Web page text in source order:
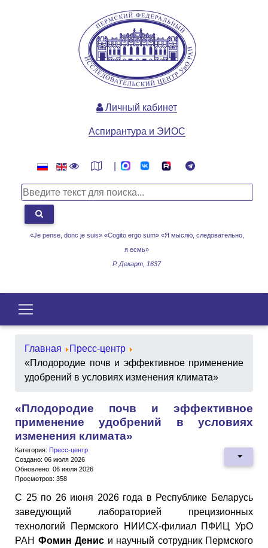
«Je pense, donc je suis» «Cogito ergo sum» «Я мыслю, следовательно,
я есмь»
Р. Декарт, 1637
Личный кабинет
Аспирантура и ЭИОС
Главная
Пресс-центр
«Плодородие почв и эффективное применение
удобрений в условиях изменения климата»
«Плодородие почв и эффективное
применение удобрений в условиях
изменения климата»
Категория: Пресс-центр
Создано: 06 июля 2026
Обновлено: 06 июля 2026
Просмотров: 358
С 25 по 26 июня 2026 года в Республике Беларусь
заведующий лабораторией прецизионных
технологий Пермского НИИСХ-филиал ПФИЦ УрО
РАН Фомин Денис и научный сотрудник Пермского